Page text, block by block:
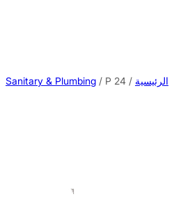
الرئيسية /
Sanitary & Plumbing / P 24